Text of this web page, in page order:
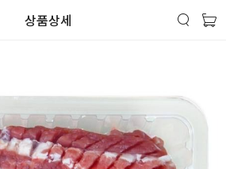
상품상세